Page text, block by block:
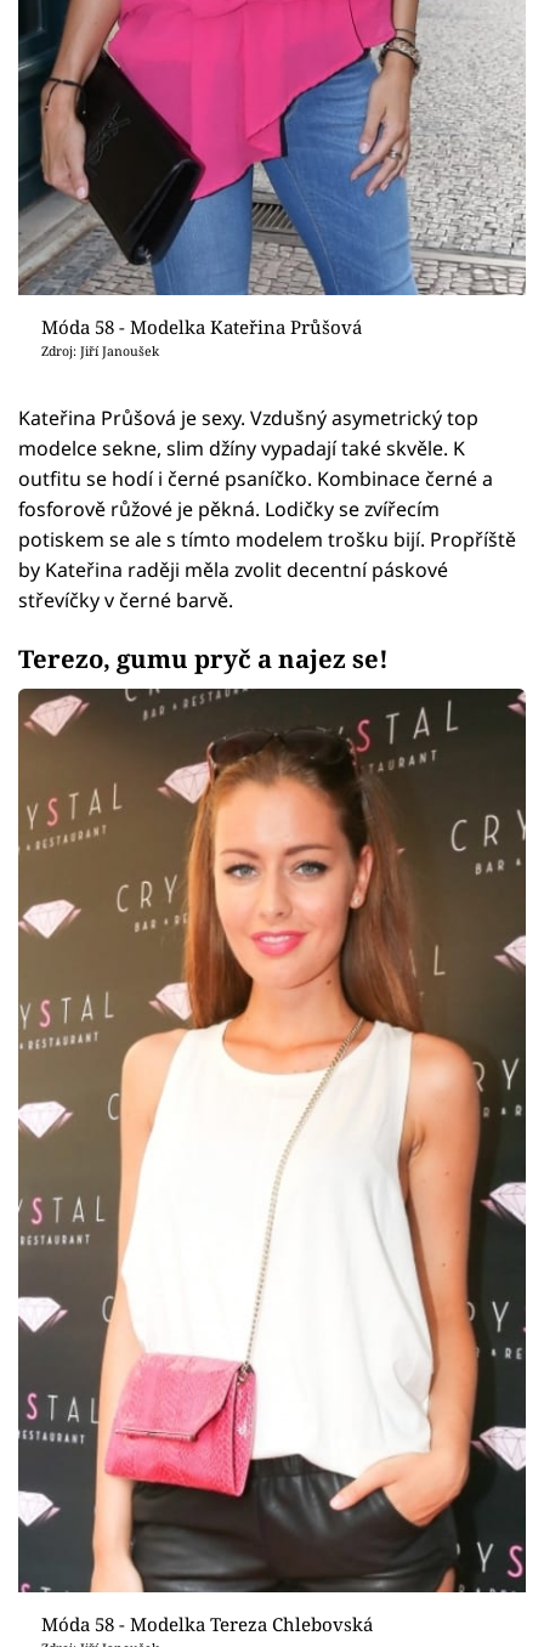
Móda 58 - Modelka Kateřina Průšová
Zdroj: Jiří Janoušek
Kateřina Průšová je sexy. Vzdušný asymetrický top
modelce sekne, slim džíny vypadají také skvěle. K
outfitu se hodí i černé psaníčko. Kombinace černé a
fosforově růžové je pěkná. Lodičky se zvířecím
potiskem se ale s tímto modelem trošku bijí. Propříště
by Kateřina raději měla zvolit decentní páskové
střevíčky v černé barvě.
Terezo, gumu pryč a najez se!
Móda 58 - Modelka Tereza Chlebovská